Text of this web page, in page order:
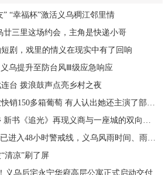
” “幸福杯”激活义乌稠江邻里情
廿三里这场约会，主角是快递小哥
剧，戏里的情义在现实中有了回响
乌提升至防台风Ⅲ级应急响应
台 拨浪鼓声点亮乡村之夜
义乌老板娘帮助残疾果农快销150多箱葡萄 有人认出她还主演了部短剧
追光的人把光带回了家乡 新书《追光》再现义商与一座城的双向奔赴
今日立秋，台风“白海豚”已进入48小时警戒线，义乌风雨时间、雨量公布
清凉”刷了屏
义乌后宅永宁华府高层公寓正式启动交付